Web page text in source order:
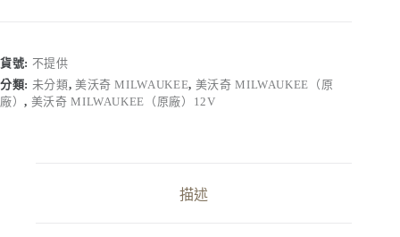
｜
12V
鋰
電
貨號: 不提供
分類: 未分類, 美沃奇 MILWAUKEE, 美沃奇 MILWAUKEE（原
廠）, 美沃奇 MILWAUKEE（原廠）12V
描述